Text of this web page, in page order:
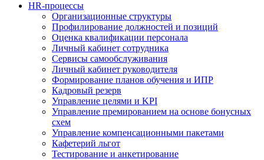
HR-процессы
Организационные структуры
Профилирование должностей и позиций
Оценка квалификации персонала
Личный кабинет сотрудника
Сервисы самообслуживания
Личный кабинет руководителя
Формирование планов обучения и ИПР
Кадровый резерв
Управление целями и KPI
Управление премированием на основе бонусных
схем
Управление компенсационными пакетами
Кафетерий льгот
Тестирование и анкетирование